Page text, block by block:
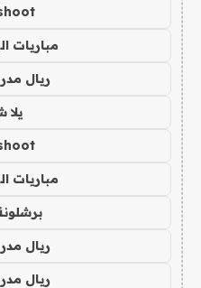
مباريات
ريال
مباريات
ريال
ريال